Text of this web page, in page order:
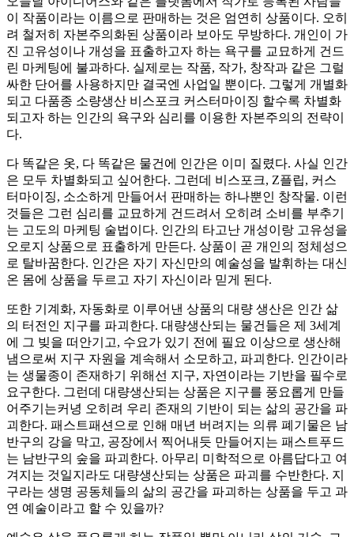
이 작품이라는 이름으로 판매하는 것은 엄연히 상품이다. 오히
려 철저히 자본주의화된 상품이라 보아도 무방하다. 개인이 가
진 고유성이나 개성을 표출하고자 하는 욕구를 교묘하게 건드
린 마케팅에 불과하다. 실제로는 작품, 작가, 창작과 같은 그럴
싸한 단어를 사용하지만 결국엔 사업일 뿐이다. 그렇게 개별화
되고 다품종 소량생산 비스포크 커스터마이징 할수록 차별화
되고자 하는 인간의 욕구와 심리를 이용한 자본주의의 전략이
다.
다 똑같은 옷, 다 똑같은 물건에 인간은 이미 질렸다. 사실 인간
은 모두 차별화되고 싶어한다. 그런데 비스포크, Z플립, 커스
터마이징, 소소하게 만들어서 판매하는 하나뿐인 창작물. 이런
것들은 그런 심리를 교묘하게 건드려서 오히려 소비를 부추기
는 고도의 마케팅 술법이다. 인간의 타고난 개성이랑 고유성을
오로지 상품으로 표출하게 만든다. 상품이 곧 개인의 정체성으
로 탈바꿈한다. 인간은 자기 자신만의 예술성을 발휘하는 대신
온 몸에 상품을 두르고 자기 자신이라 믿게 된다.
또한 기계화, 자동화로 이루어낸 상품의 대량 생산은 인간 삶
의 터전인 지구를 파괴한다. 대량생산되는 물건들은 제 3세계
에 그 빚을 떠안기고, 수요가 있기 전에 필요 이상으로 생산해
냄으로써 지구 자원을 계속해서 소모하고, 파괴한다. 인간이라
는 생물종이 존재하기 위해선 지구, 자연이라는 기반을 필수로
요구한다. 그런데 대량생산되는 상품은 지구를 풍요롭게 만들
어주기는커녕 오히려 우리 존재의 기반이 되는 삶의 공간을 파
괴한다. 패스트패션으로 인해 매년 버려지는 의류 폐기물은 남
반구의 강을 막고, 공장에서 찍어내듯 만들어지는 패스트푸드
는 남반구의 숲을 파괴한다. 아무리 미학적으로 아름답다고 여
겨지는 것일지라도 대량생산되는 상품은 파괴를 수반한다. 지
구라는 생명 공동체들의 삶의 공간을 파괴하는 상품을 두고 과
연 예술이라고 할 수 있을까?